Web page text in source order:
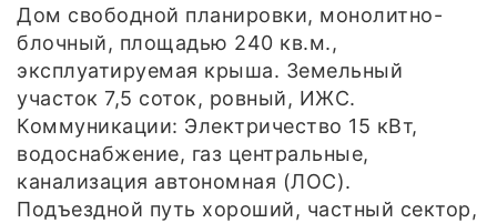
Дом свободной планировки, монолитно-
блочный, площадью 240 кв.м.,
эксплуатируемая крыша. Земельный
участок 7,5 соток, ровный, ИЖС.
Коммуникации: Электричество 15 кВт,
водоснабжение, газ центральные,
канализация автономная (ЛОС).
Подъездной путь хороший, частный сектор,